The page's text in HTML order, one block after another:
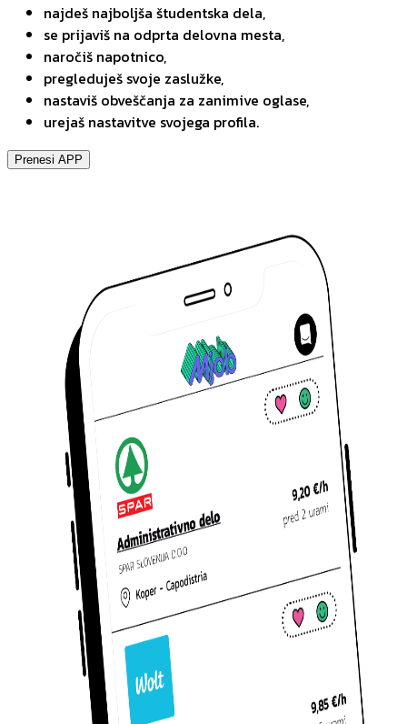
najdeš najboljša študentska dela,
se prijaviš na odprta delovna mesta,
naročiš napotnico,
pregleduješ svoje zaslužke,
nastaviš obveščanja za zanimive oglase,
urejaš nastavitve svojega profila.
Prenesi APP